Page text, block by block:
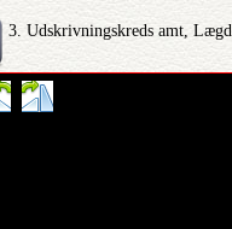
3. Udskrivningskreds amt,